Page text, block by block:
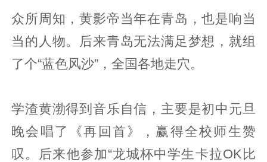
众所周知，黄影帝当年在青岛，也是响当
当的人物。后来青岛无法满足梦想，就组
了个“蓝色风沙”，全国各地走穴。
学渣黄渤得到音乐自信，主要是初中元旦
晚会唱了《再回首》，赢得全校师生赞
叹。后来他参加“龙城杯中学生卡拉OK比